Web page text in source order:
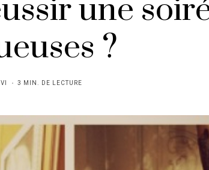
une
?
3 MIN. DE LECTURE